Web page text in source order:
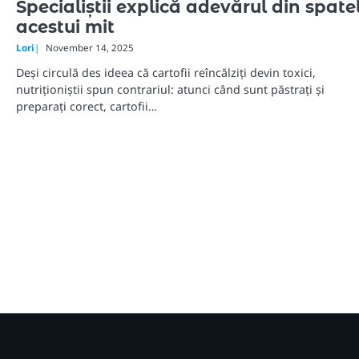
Specialiștii explică adevărul din
acestui mit
Lori November 14, 2025
Deși circulă des ideea că cartofii reîncălziți devin toxici,
nutriționiștii spun contrariul: atunci când sunt păstrați și
preparați corect, cartofii…